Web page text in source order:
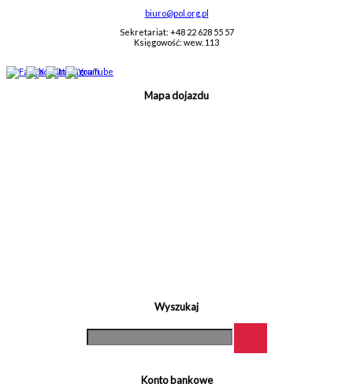
biuro@pol.org.pl
Sekretariat: +48 22 628 55 57
Księgowość: wew. 113
Mapa dojazdu
Wyszukaj
Konto bankowe